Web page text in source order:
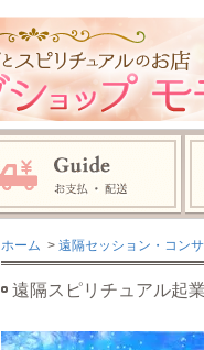
ホーム > 遠隔セッション・コン
遠隔スピリチュアル起